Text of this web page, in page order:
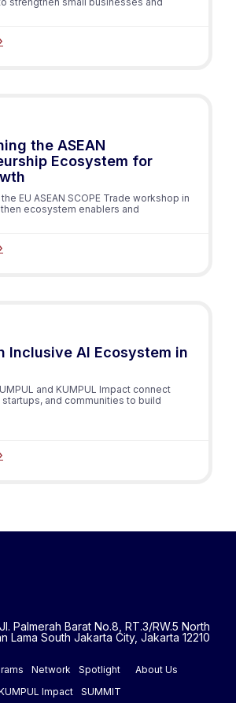
the ASEAN
Ecosystem for
EU ASEAN SCOPE Trade workshop in
ecosystem enablers and
Inclusive AI Ecosystem in
and KUMPUL Impact connect
startups, and communities to build
Palmerah Barat No.8, RT.3/RW.5 North
Lama South Jakarta City, Jakarta 12210
Network Spotlight
About Us
Impact
SUMMIT